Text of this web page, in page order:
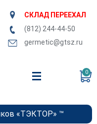
СКЛАД ПЕРЕЕХАЛ
(812) 244-44-50
germetic@gtsz.ru
0
«ТЭКТОР» ™